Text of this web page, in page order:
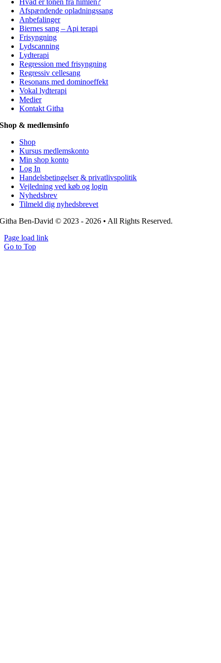
Afspændende opladningssang
Anbefalinger
Biernes sang – Api terapi
Frisyngning
Lydscanning
Lydterapi
Regression med frisyngning
Regressiv cellesang
Resonans med dominoeffekt
Vokal lydterapi
Medier
Kontakt Githa
Shop & medlemsinfo
Shop
Kursus medlemskonto
Min shop konto
Log In
Handelsbetingelser & privatlivspolitik
Vejledning ved køb og login
Nyhedsbrev
Tilmeld dig nyhedsbrevet
Githa Ben-David © 2023 - 2026 • All Rights Reserved.
Page load link
Go to Top